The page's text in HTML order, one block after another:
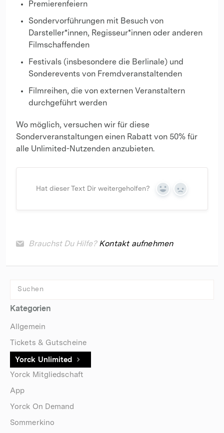
Premierenfeiern
Sondervorführungen mit Besuch von
Darsteller*innen, Regisseur*innen oder anderen
Filmschaffenden
Festivals (insbesondere die Berlinale) und
Sonderevents von Fremdveranstaltenden
Filmreihen, die von externen Veranstaltern
durchgeführt werden
Wo möglich, versuchen wir für diese
Sonderveranstaltungen einen Rabatt von 50% für
alle Unlimited-Nutzenden anzubieten.
Hat dieser Text Dir weitergeholfen?
Yes No
Brauchst Du Hilfe? Kontakt aufnehmen
Kategorien
Allgemein
Tickets & Gutscheine
Yorck Unlimited
Yorck Mitgliedschaft
App
Yorck On Demand
Sommerkino